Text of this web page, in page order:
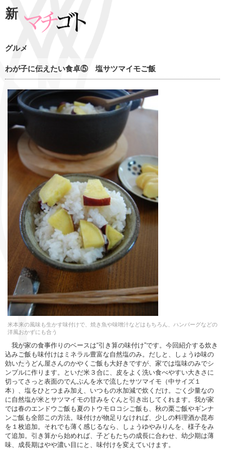
新
グルメ
わが子に伝えたい食卓⑤ 塩サツマイモご飯
米本来の風味も生かす味付けで、焼き魚や味噌汁などはもちろん、ハンバーグなどの
洋風おかずにも合う
我が家の食事作りのベースは“引き算の味付け”です。今回紹介する炊き
込みご飯も味付けはミネラル豊富な自然塩のみ。だしと、しょうゆ味の
効いたうどん屋さんのかやくご飯も大好きですが、家では塩味のみでシ
ンプルに作ります。といだ米３合に、皮をよく洗い食べやすい大きさに
切ってさっと表面のでんぷんを水で流したサツマイモ（中サイズ１
本）、塩をひとつまみ加え、いつもの水加減で炊くだけ。ごく少量なの
に自然塩が米とサツマイモの甘みをぐんと引き出してくれます。我が家
では春のエンドウご飯も夏のトウモロコシご飯も、秋の栗ご飯やギンナ
ンご飯も全部この方法。味付けが物足りなければ、少しの料理酒か昆布
を１枚追加。それでも薄く感じるなら、しょうゆやみりんを、様子をみ
て追加。引き算から始めれば、子どもたちの成長に合わせ、幼少期は薄
味、成長期はやや濃い目にと、味付けを変えていけます。